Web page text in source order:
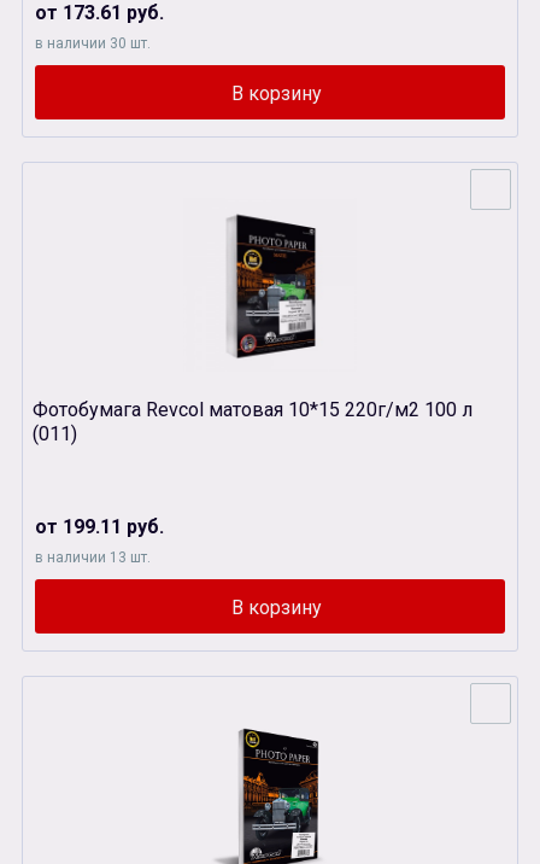
от 173.61 руб.
в наличии 30 шт.
Фотобумага Revcol матовая 10*15 220г/м2 100 л
(011)
от 199.11 руб.
в наличии 13 шт.